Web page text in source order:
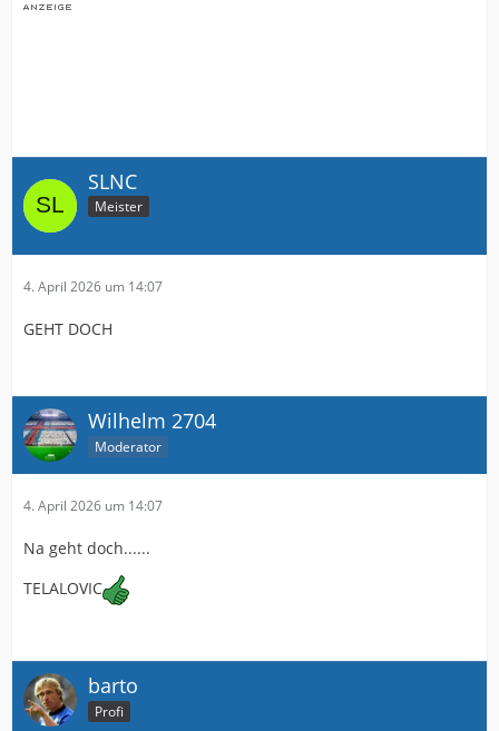
SLNC
Meister
4. April 2026 um 14:07
GEHT DOCH
Wilhelm 2704
Moderator
4. April 2026 um 14:07
Na geht doch......
TELALOVIC
barto
Profi